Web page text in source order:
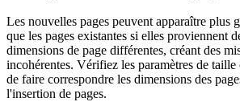
Les nouvelles pages peuvent apparaître plus
que les pages existantes si elles proviennent
dimensions de page différentes, créant des
incohérentes. Vérifiez les paramètres de taille
de faire correspondre les dimensions des
l'insertion de pages.